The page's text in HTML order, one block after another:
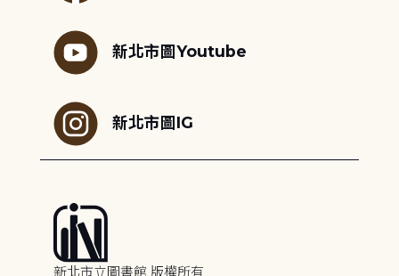
新北市圖Youtube
新北市圖IG
新北市立圖書館 版權所有